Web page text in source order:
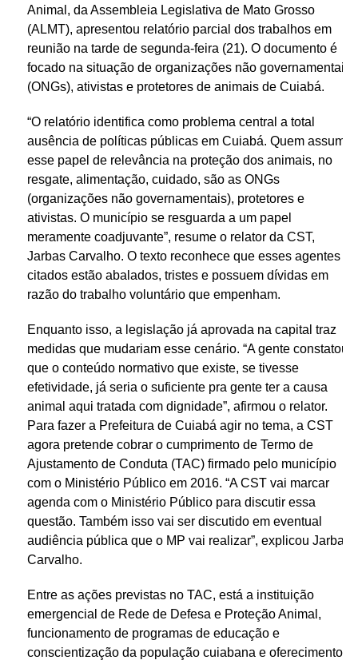
Animal, da Assembleia Legislativa de Mato Grosso
(ALMT), apresentou relatório parcial dos trabalhos em
reunião na tarde de segunda-feira (21). O documento é
focado na situação de organizações não governamentais
(ONGs), ativistas e protetores de animais de Cuiabá.
“O relatório identifica como problema central a total
ausência de políticas públicas em Cuiabá. Quem assume
esse papel de relevância na proteção dos animais, no
resgate, alimentação, cuidado, são as ONGs
(organizações não governamentais), protetores e
ativistas. O município se resguarda a um papel
meramente coadjuvante”, resume o relator da CST,
Jarbas Carvalho. O texto reconhece que esses agentes
citados estão abalados, tristes e possuem dívidas em
razão do trabalho voluntário que empenham.
Enquanto isso, a legislação já aprovada na capital traz
medidas que mudariam esse cenário. “A gente constatou
que o conteúdo normativo que existe, se tivesse
efetividade, já seria o suficiente pra gente ter a causa
animal aqui tratada com dignidade”, afirmou o relator.
Para fazer a Prefeitura de Cuiabá agir no tema, a CST
agora pretende cobrar o cumprimento de Termo de
Ajustamento de Conduta (TAC) firmado pelo município
com o Ministério Público em 2016. “A CST vai marcar
agenda com o Ministério Público para discutir essa
questão. Também isso vai ser discutido em eventual
audiência pública que o MP vai realizar”, explicou Jarbas
Carvalho.
Entre as ações previstas no TAC, está a instituição
emergencial de Rede de Defesa e Proteção Animal,
funcionamento de programas de educação e
conscientização da população cuiabana e oferecimento